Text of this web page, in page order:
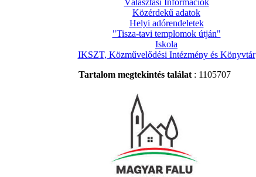
Választási Információk
Közérdekű adatok
Helyi adórendeletek
"Tisza-tavi templomok útján"
Iskola
IKSZT, Közművelődési Intézmény és Könyvtár
Tartalom megtekintés találat: 1105707